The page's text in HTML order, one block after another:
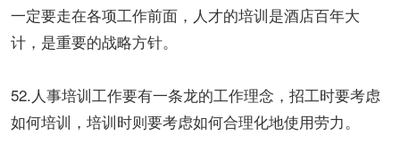
一定要走在各项工作前面，人才的培训是酒店百年大
计，是重要的战略方针。
52.人事培训工作要有一条龙的工作理念，招工时要考虑
如何培训，培训时则要考虑如何合理化地使用劳力。